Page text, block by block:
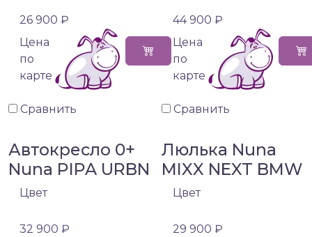
26 900 ₽
Цена
по
карте
Сравнить
44 900 ₽
Цена
по
карте
Сравнить
Автокресло 0+
Nuna PIPA URBN
Цвет
32 900 ₽
Люлька Nuna
MIXX NEXT BMW
Цвет
29 900 ₽